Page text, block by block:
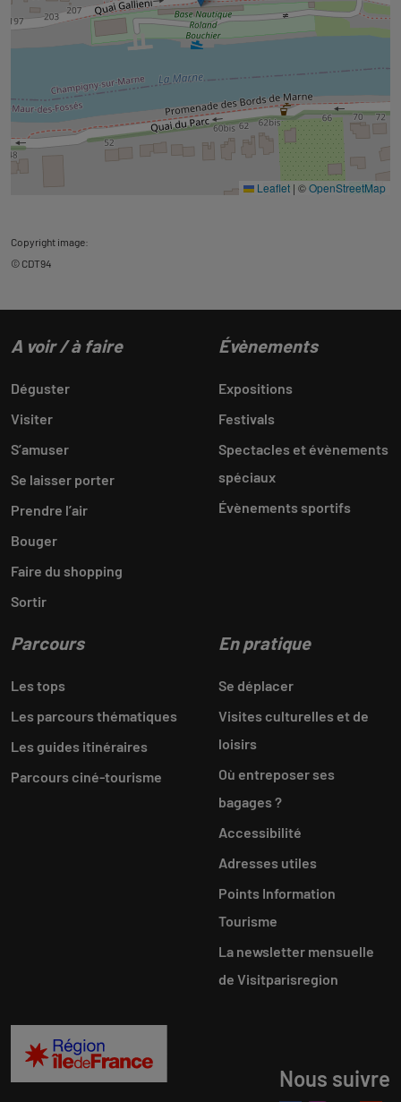
Leaflet | ©OpenStreetMap
Copyright image:
© CDT94
A voir / à faire
Déguster
Visiter
S’amuser
Se laisser porter
Prendre l’air
Bouger
Faire du shopping
Sortir
Évènements
Expositions
Festivals
Spectacles et évènements
spéciaux
Évènements sportifs
Parcours
Les tops
Les parcours thématiques
Les guides itinéraires
Parcours ciné-tourisme
En pratique
Se déplacer
Visites culturelles et de
loisirs
Où entreposer ses
bagages ?
Accessibilité
Adresses utiles
Points Information
Tourisme
La newsletter mensuelle
de Visitparisregion
Nous suivre